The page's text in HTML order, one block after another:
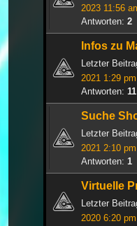
2023 11:56
Antworten: 2
Infos zu
Letzter
2021 1:29 pm
Antworten: 11
Suche
Letzter
2021 2:10 pm
Antworten: 1
Virtuelle
Letzter
2020 6:20 pm